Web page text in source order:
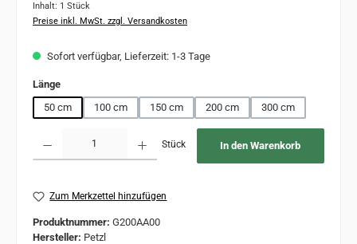
Inhalt: 1 Stück
Preise inkl. MwSt. zzgl. Versandkosten
Sofort verfügbar, Lieferzeit: 1-3 Tage
Längeauswählen
50 cm
100 cm 150 cm 200 cm 300 cm
Stück In den Warenkorb
Zum Merkzettel hinzufügen
Produktnummer: G200AA00
Hersteller: Petzl